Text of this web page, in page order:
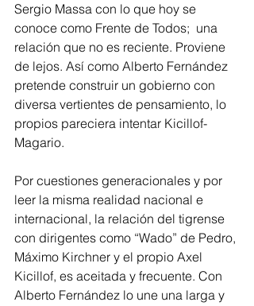
Sergio Massa con lo que hoy se
conoce como Frente de Todos;  una
relación que no es reciente. Proviene
de lejos. Así como Alberto Fernández
pretende construir un gobierno con
diversa vertientes de pensamiento, lo
propios pareciera intentar Kicillof-
Magario.
Por cuestiones generacionales y por
leer la misma realidad nacional e
internacional, la relación del tigrense
con dirigentes como “Wado” de Pedro,
Máximo Kirchner y el propio Axel
Kicillof, es aceitada y frecuente. Con
Alberto Fernández lo une una larga y